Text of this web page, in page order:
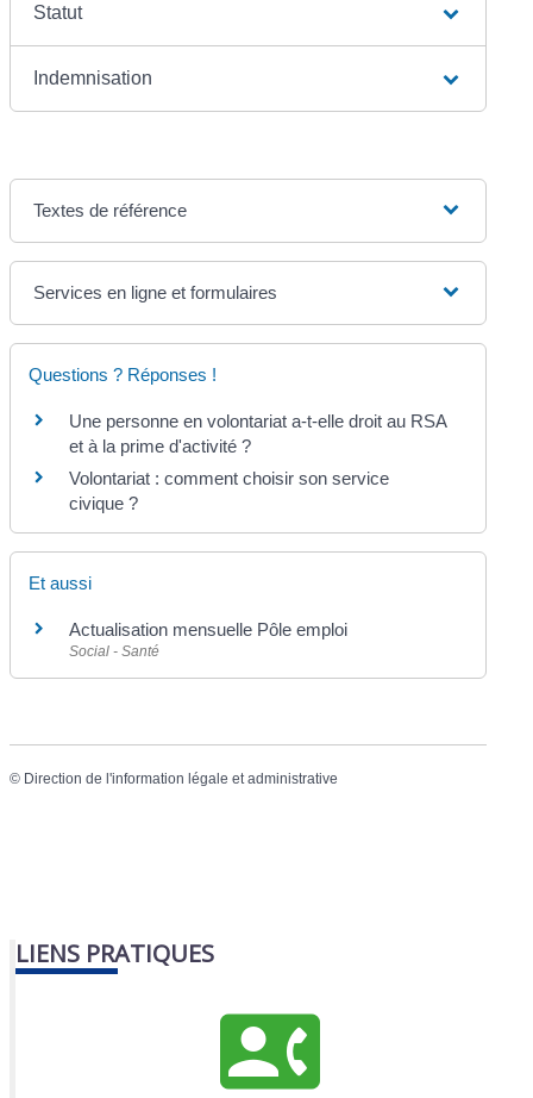
Statut
Indemnisation
Textes de référence
Services en ligne et formulaires
Questions ? Réponses !
Une personne en volontariat a-t-elle droit au RSA
et à la prime d'activité ?
Volontariat : comment choisir son service
civique ?
Et aussi
Actualisation mensuelle Pôle emploi
Social - Santé
© Direction de l'information légale et administrative
LIENS PRATIQUES